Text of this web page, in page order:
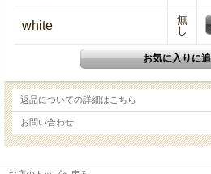
white
無
し
返品についての詳細はこちら
お問い合わせ